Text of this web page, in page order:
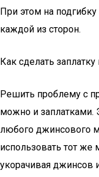
При этом на
каждой из сторон.
Как сделать
Решить проблему с
можно и заплатками.
любого джинсового
использовать тот же
укорачивая джинсов